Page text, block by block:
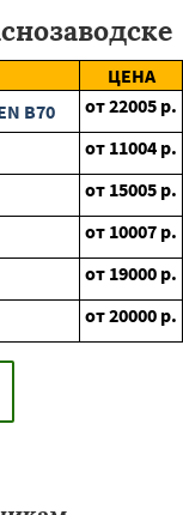
ЦЕНА
B70
от22005 р.
от 11004 р.
от 15005 р.
от 10007 р.
от 19000 р.
от20000 р.